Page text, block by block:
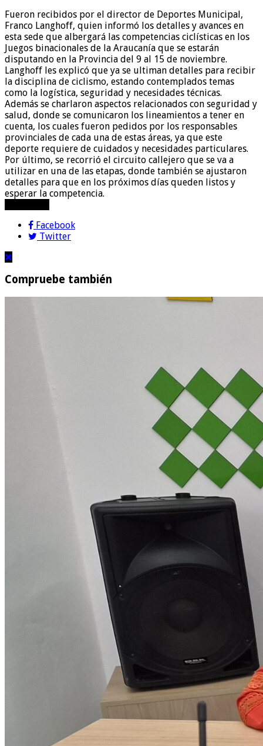
Fueron recibidos por el director de Deportes Municipal,
Franco Langhoff, quien informó los detalles y avances en
esta sede que albergará las competencias ciclísticas en los
Juegos binacionales de la Araucanía que se estarán
disputando en la Provincia del 9 al 15 de noviembre.
Langhoff les explicó que ya se ultiman detalles para recibir
la disciplina de ciclismo, estando contemplados temas
como la logística, seguridad y necesidades técnicas.
Además se charlaron aspectos relacionados con seguridad y
salud, donde se comunicaron los lineamientos a tener en
cuenta, los cuales fueron pedidos por los responsables
provinciales de cada una de estas áreas, ya que este
deporte requiere de cuidados y necesidades particulares.
Por último, se recorrió el circuito callejero que se va a
utilizar en una de las etapas, donde también se ajustaron
detalles para que en los próximos días queden listos y
esperar la competencia.
Facebook
Twitter
Compruebe también